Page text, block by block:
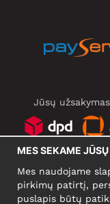
Jūsų
MES SEKAME JŪSŲ
Mes naudojame
pirkimų patirtį,
puslapis būtų